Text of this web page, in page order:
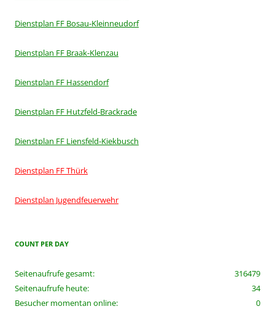
Dienstplan FF Bosau-Kleinneudorf
Dienstplan FF Braak-Klenzau
Dienstplan FF Hassendorf
Dienstplan FF Hutzfeld-Brackrade
Dienstplan FF Liensfeld-Kiekbusch
Dienstplan FF Thürk
Dienstplan Jugendfeuerwehr
COUNT PER DAY
316479
Seitenaufrufe gesamt:
34
Seitenaufrufe heute:
0
Besucher momentan online: